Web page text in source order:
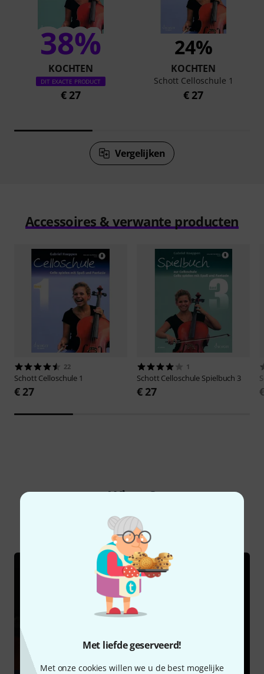
Met liefde geserveerd!
Met onze cookies willen we u de best mogelijke
38%
KOCHTEN
DIT EXACTE PRODUCT
€ 27
24%
KOCHTEN
Schott Celloschule 1
€ 27
Vergelijken
Accessoires & verwante producten
22
Schott Celloschule 1
€ 27
1
Schott Celloschule Spielbuch 3
€ 27
Wist u?
Online Raadgever